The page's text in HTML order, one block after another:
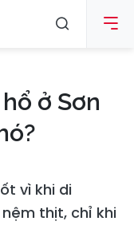
ở Sơn
vì khi di
thịt, chỉ khi